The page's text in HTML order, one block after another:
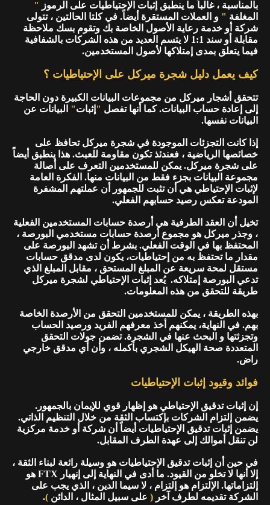
بالمناسبة ، غالباً ما ينطبق إثبات الإحتياطيات على الرموز "
المغلفة " و العملات المستقرة أيضاً. في كلتا الحالتين ، تتولى
شركة أو خدمة رعاية الأصول الخاصة بك وتقوم بسك ملاحظة
مقابلة أو سند 1:1 لا يتسم العديد من هذه الشركات بالشفافية
فيما يتعلق بمدى إمتلاكها لأصول المستخدمين.
كيف يعمل دليل شجرة ميركل على الإحتياطيات ؟
تتحقق أشجار ميركل من مجموعات البيانات الكبيرة دون الحاجة
إلى إعادة حساب البيانات. كما أنها تفصل " إثبات" البيانات عن
البيانات نفسها.
إذا كانت التجزئات الموجودة في شجرة ميركل تحافظ على
خصائصها الرياضية ، فعندئذ تكون مقاومة للعبث. هذا ينطبق أيضاً
على شجرة ميركل. يمكن للمستخدمين التعرف على أصالة
مجموعة البيانات بجزء فقط من البيانات منها. الفكرة العامة
لإثبات الإحتياطي هي أن تثبت للجمهور أن عملتهم المشفرة
المودعة تعكس رصيد حسابهم الفعلي.
تخيل أن العقد الطرفية هي أرصدة حسابات المستخدمين الفعلية
، وجذر ميركل هو مجموع أرصدة حسابات مستخدمي البورصة ،
المحتفظ بها في الوقت الفعلي. بشرط أن تشهد البورصة على
مقدار ما تحتفظ به من إحتياطيات، يكون لدى مدقق حسابات
مستقل لمحة سريعة عن المبلغ المستحق ، مقابل المبلغ الذي
تدعي البورصة إمتلاكه. يُعد إثبات الإحتياطي لشجرة ميركل
طريقة للتحقق من هذه المعلومات.
بهذه الطريقة ، يمكن للمستخدمين التحقق من الأرصدة الخاصة
بهم. في النهاية، يمكنهم أخذ معرفهم الفريد ورصيد الحساب
وتجزئتها و البحث عنها في الشجرة. تضمن جولات التحقق
المتعددة صحة الهيكل الشجري بأكمله ، وأن أي مدقق خارجي
راض.
فوائد وقيود إثبات الإحتياطيات
إن إثبات تدقيق الإحتياطي هو إظهار قوي للإيمان بالجمهور.
يضمن إلتزام الشركات بإكتساب الثقة من خلال التنظيم الذاتي.
يضمن إثبات تدقيق الإحتياطيات أيضاً أن شركة أو خدمة مركزية
لن تنقل أموالك إلى عهدة الطرف المقابل.
في حين أن إثبات تدقيق الإحتياطيات هو وسيلة رائعة لبناء الثقة ،
إلا أنها لا تخلو من القيود. ما أدى في النهاية إلى إنهيار FTX هو
إلتزاماتها. الإلتزام هو إلتزام ، لا سيما الدين ، الذي يجب على
الشركة تقديمه لطرف آخر ( على سبيل المثال ، الدائن )
.